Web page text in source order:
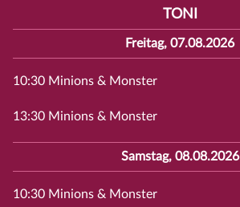
TONI
Freitag, 07.08.2026
10:30 Minions & Monster
13:30 Minions & Monster
Samstag, 08.08.2026
10:30 Minions & Monster